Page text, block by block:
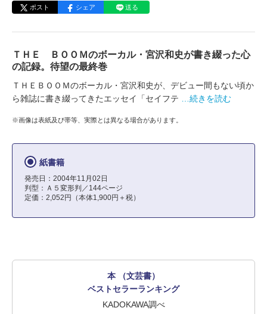
ポスト シェア 送る
ＴＨＥ ＢＯＯＭのボーカル・宮沢和史が書き綴った心
の記録。待望の最終巻
ＴＨＥＢＯＯＭのボーカル・宮沢和史が、デビュー間もない頃か
ら雑誌に書き綴ってきたエッセイ「セイフテ
…続きを読む
※画像は表紙及び帯等、実際とは異なる場合があります。
紙書籍
発売日：2004年11月02日
判型：Ａ５変形判／144ページ
定価：2,052円（本体1,900円＋税）
本 （文芸書）
ベストセラーランキング
KADOKAWA調べ